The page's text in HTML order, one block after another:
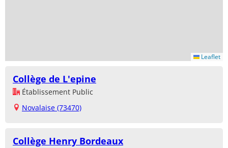
Leaflet
Collège de L'epine
Établissement Public
Novalaise (73470)
Collège Henry Bordeaux